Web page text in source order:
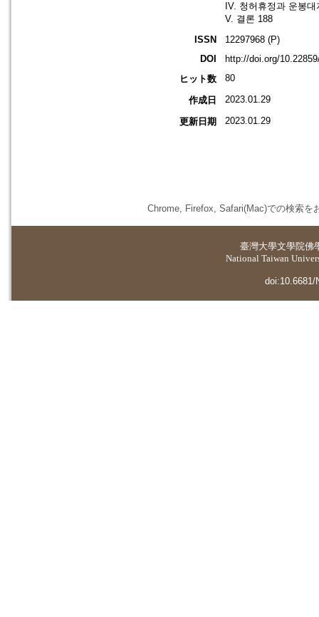
IV. 청허휴정과 운봉
V. 결론 188
ISSN
12297968 (P)
DOI
http://doi.org/
ヒット数
80
作成日 2023.01.29
更新日期 2023.01.29
Chrome, Firefox, Safari(Mac)での検索を
臺灣大學文學院佛
National Taiwan
doi:10.6681/